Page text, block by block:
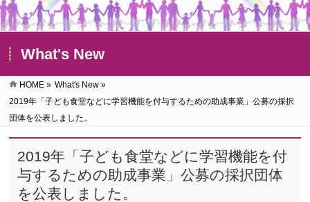
What's New
HOME » What's New »
2019年「子ども食堂などに学習機能を付与するための助成事業」公募の採択
団体を公表しました。
2019年「子ども食堂などに学習機能を付
与するための助成事業」公募の採択団体
を公表しました。